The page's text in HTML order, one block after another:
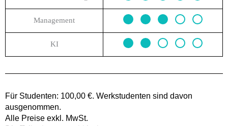
Management
KI
Für Studenten: 100,00 €. Werkstudenten sind davon
ausgenommen.
Alle Preise exkl. MwSt.